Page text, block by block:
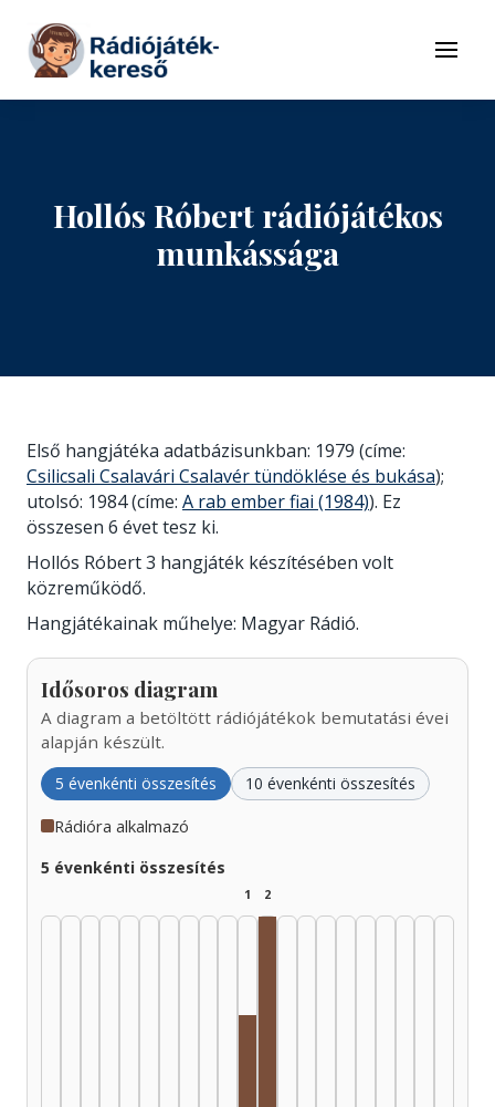
Tovább a tartalomhoz
Menü
Hollós Róbert rádiójátékos
munkássága
Első hangjátéka adatbázisunkban: 1979 (címe:
Csilicsali Csalavári Csalavér tündöklése és bukása);
utolsó: 1984 (címe: A rab ember fiai (1984)). Ez
összesen 6 évet tesz ki.
Hollós Róbert 3 hangjáték készítésében volt
közreműködő.
Hangjátékainak műhelye: Magyar Rádió.
Idősoros diagram
A diagram a betöltött rádiójátékok bemutatási évei
alapján készült.
5 évenkénti összesítés 10 évenkénti összesítés
Rádióra alkalmazó
5 évenkénti összesítés
1 2